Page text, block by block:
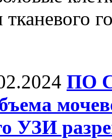
ПО
УЗИ